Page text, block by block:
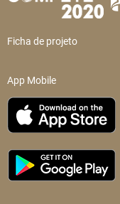
Ficha de projeto
App Mobile